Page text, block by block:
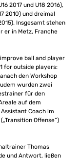
2017 und U18 2016),
2010) und dreimal
Insgesamt stehen
er in Metz, Franche
ball and player
for outside players:
den Workshop
wurden zwei
für den
auf dem
Coach im
Offense“)
Thomas
und Antwort, ließen